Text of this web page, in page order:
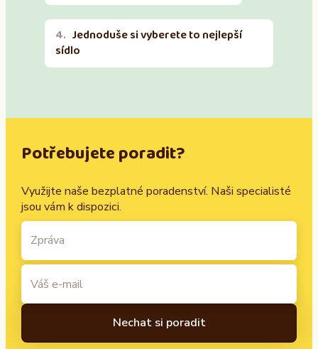
Jednoduše si vyberete to nejlepší
sídlo
Potřebujete poradit?
Využijte naše bezplatné poradenství. Naši specialisté
jsou vám k dispozici.